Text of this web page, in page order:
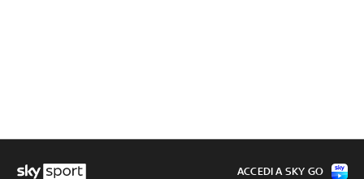
ACCEDI A SKY GO